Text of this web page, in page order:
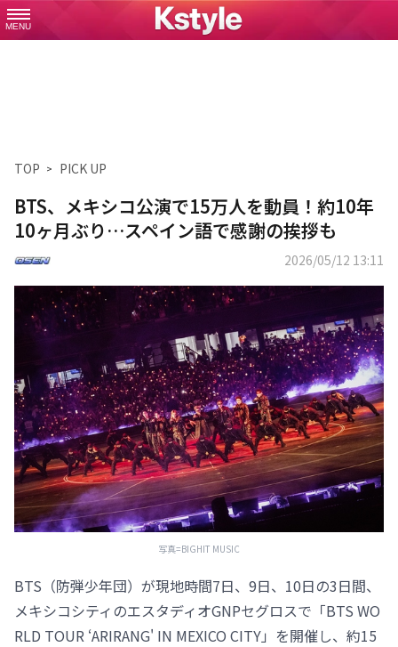
MENU
TOP PICK UP
BTS、メキシコ公演で15万人を動員！約10年
10ヶ月ぶり…スペイン語で感謝の挨拶も
2026/05/12 13:11
写真=BIGHIT MUSIC
BTS（防弾少年団）が現地時間7日、9日、10日の3日間、
メキシコシティのエスタディオGNPセグロスで「BTS WO
RLD TOUR ‘ARIRANG' IN MEXICO CITY」を開催し、約15